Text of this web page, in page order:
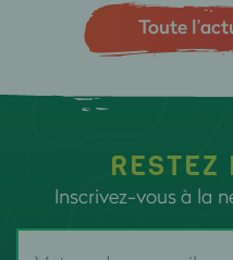
Toute
RESTEZ
Inscrivez-vous à la